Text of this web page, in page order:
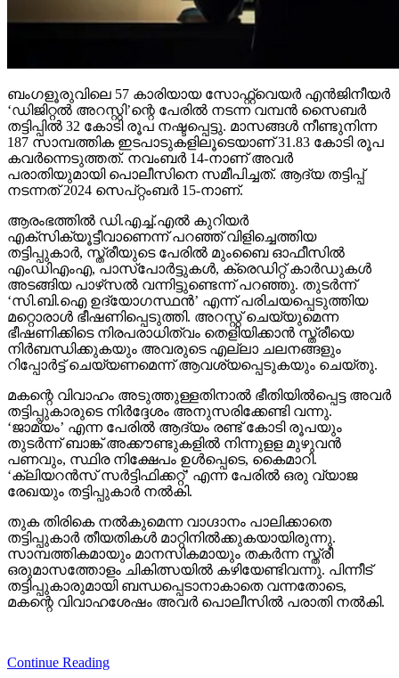
ബംഗളൂരുവിലെ 57 കാരിയായ സോഫ്റ്റ്വെയര്‍ എന്‍ജിനീയര്‍
‘ഡിജിറ്റല്‍ അറസ്റ്റി’ന്റെ പേരില്‍ നടന്ന വമ്പന്‍ സൈബര്‍
തട്ടിപ്പില്‍ 32 കോടി രൂപ നഷ്ടപ്പെട്ടു. മാസങ്ങള്‍ നീണ്ടുനിന്ന
187 സാമ്പത്തിക ഇടപാടുകളിലൂടെയാണ് 31.83 കോടി രൂപ
കവര്‍ന്നെടുത്തത്. നവംബര്‍ 14-നാണ് അവര്‍
പരാതിയുമായി പൊലീസിനെ സമീപിച്ചത്. ആദ്യ തട്ടിപ്പ്
നടന്നത് 2024 സെപ്റ്റംബര്‍ 15-നാണ്.
ആരംഭത്തില്‍ ഡി.എച്ച്.എല്‍ കുറിയര്‍
എക്‌സിക്യൂട്ടീവാണെന്ന് പറഞ്ഞ് വിളിച്ചെത്തിയ
തട്ടിപ്പുകാര്‍, സ്ത്രീയുടെ പേരില്‍ മുംബൈ ഓഫീസില്‍
എംഡിഎംഎ, പാസ്പോര്‍ട്ടുകള്‍, ക്രെഡിറ്റ് കാര്‍ഡുകള്‍
അടങ്ങിയ പാഴ്‌സല്‍ വന്നിട്ടുണ്ടെന്ന് പറഞ്ഞു. തുടര്‍ന്ന്
‘സി.ബി.ഐ ഉദ്യോഗസ്ഥന്‍’ എന്ന് പരിചയപ്പെടുത്തിയ
മറ്റൊരാള്‍ ഭീഷണിപ്പെടുത്തി. അറസ്റ്റ് ചെയ്യുമെന്ന
ഭീഷണിക്കിടെ നിരപരാധിത്വം തെളിയിക്കാന്‍ സ്ത്രീയെ
നിര്‍ബന്ധിക്കുകയും അവരുടെ എല്ലാ ചലനങ്ങളും
റിപ്പോര്‍ട്ട് ചെയ്യണമെന്ന് ആവശ്യപ്പെടുകയും ചെയ്തു.
മകന്റെ വിവാഹം അടുത്തുള്ളതിനാല്‍ ഭീതിയില്‍പ്പെട്ട അവര്‍
തട്ടിപ്പുകാരുടെ നിര്‍ദ്ദേശം അനുസരിക്കേണ്ടി വന്നു.
‘ജാമ്യം’ എന്ന പേരില്‍ ആദ്യം രണ്ട് കോടി രൂപയും
തുടര്‍ന്ന് ബാങ്ക് അക്കൗണ്ടുകളില്‍ നിന്നുളള മുഴുവന്‍
പണവും, സ്ഥിര നിക്ഷേപം ഉള്‍പ്പെടെ, കൈമാറി.
‘ക്ലിയറന്‍സ് സര്‍ട്ടിഫിക്കറ്റ്’ എന്ന പേരില്‍ ഒരു വ്യാജ
രേഖയും തട്ടിപ്പുകാര്‍ നല്‍കി.
തുക തിരികെ നല്‍കുമെന്ന വാഗ്ദാനം പാലിക്കാതെ
തട്ടിപ്പുകാര്‍ തീയതികള്‍ മാറ്റിനില്‍ക്കുകയായിരുന്നു.
സാമ്പത്തികമായും മാനസികമായും തകര്‍ന്ന സ്ത്രീ
ഒരുമാസത്തോളം ചികിത്സയില്‍ കഴിയേണ്ടിവന്നു. പിന്നീട്
തട്ടിപ്പുകാരുമായി ബന്ധപ്പെടാനാകാതെ വന്നതോടെ,
മകന്റെ വിവാഹശേഷം അവര്‍ പൊലീസില്‍ പരാതി നല്‍കി.
Continue Reading